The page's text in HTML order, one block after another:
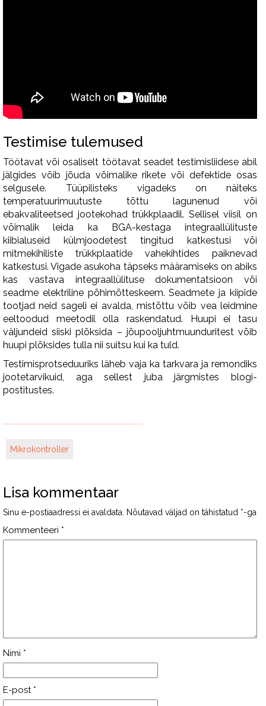
Testimise tulemused
Töötavat või osaliselt töötavat seadet testimisliidese abil
jälgides võib jõuda võimalike rikete või defektide osas
selgusele. Tüüpilisteks vigadeks on näiteks
temperatuurimuutuste tõttu lagunenud või
ebakvaliteetsed jootekohad trükkplaadil. Sellisel viisil on
võimalik leida ka BGA-kestaga integraallülituste
kiibialuseid külmjoodetest tingitud katkestusi või
mitmekihiliste trükkplaatide vahekihtides paiknevad
katkestusi. Vigade asukoha täpseks määramiseks on abiks
kas vastava integraallülituse dokumentatsioon või
seadme elektriline põhimõtteskeem. Seadmete ja kiipide
tootjad neid sageli ei avalda, mistõttu võib vea leidmine
eeltoodud meetodil olla raskendatud. Huupi ei tasu
väljundeid siiski plõksida – jõupooljuhtmuunduritest võib
huupi plõksides tulla nii suitsu kui ka tuld.
Testimisprotseduuriks läheb vaja ka tarkvara ja remondiks
jootetarvikuid, aga sellest juba järgmistes blogi-
postitustes.
Mikrokontroller
Lisa kommentaar
Sinu e-postiaadressi ei avaldata. Nõutavad väljad on tähistatud *-ga
Kommenteeri *
Nimi *
E-post *